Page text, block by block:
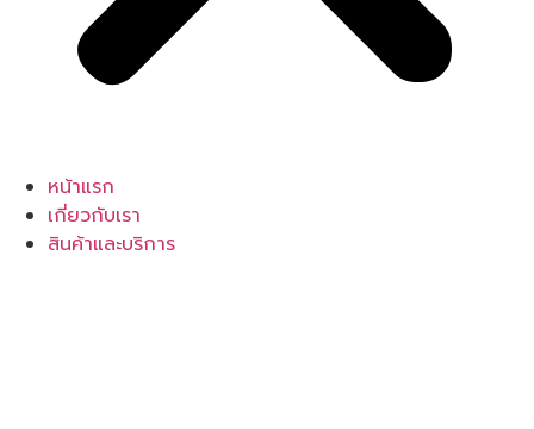
หน้าแรก
เกี่ยวกับเรา
สินค้าและบริการ